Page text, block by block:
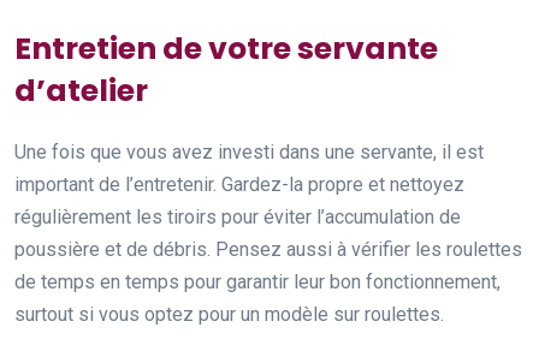
Entretien de votre servante
d’atelier
Une fois que vous avez investi dans une servante, il est
important de l’entretenir. Gardez-la propre et nettoyez
régulièrement les tiroirs pour éviter l’accumulation de
poussière et de débris. Pensez aussi à vérifier les roulettes
de temps en temps pour garantir leur bon fonctionnement,
surtout si vous optez pour un modèle sur roulettes.